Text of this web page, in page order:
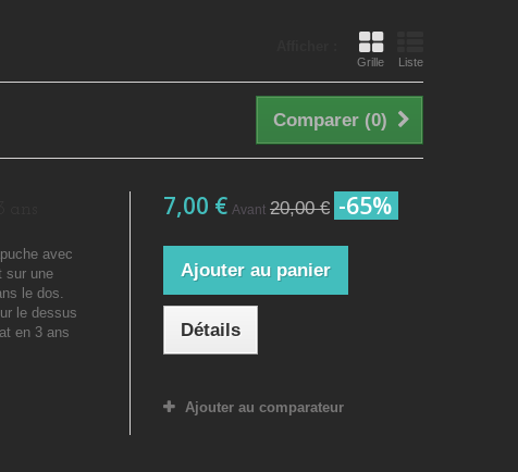
Grille Liste
Comparer (0)
avec
sur une
le dos.
le dessus
en 3 ans
7,00 € Avant 20,00 € -65%
Ajouter au panier
Détails
Ajouter au comparateur